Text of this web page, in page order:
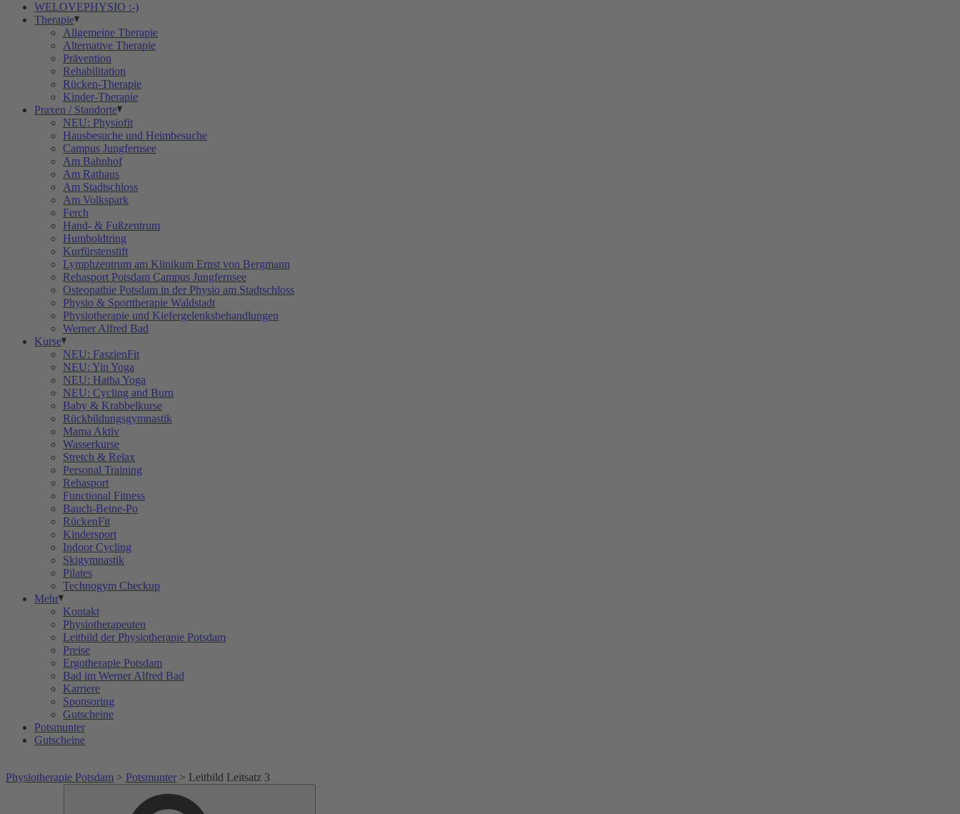
WELOVEPHYSIO :-)
Therapie
Allgemeine Therapie
Alternative Therapie
Prävention
Rehabilitation
Rücken-Therapie
Kinder-Therapie
Praxen / Standorte
NEU: Physiofit
Hausbesuche und Heimbesuche
Campus Jungfernsee
Am Bahnhof
Am Rathaus
Am Stadtschloss
Am Volkspark
Ferch
Hand- & Fußzentrum
Humboldtring
Kurfürstenstift
Lymphzentrum am Klinikum Ernst von Bergmann
Rehasport Potsdam Campus Jungfernsee
Osteopathie Potsdam in der Physio am Stadtschloss
Physio & Sporttherapie Waldstadt
Physiotherapie und Kiefergelenksbehandlungen
Werner Alfred Bad
Kurse
NEU: FaszienFit
NEU: Yin Yoga
NEU: Hatha Yoga
NEU: Cycling and Burn
Baby & Krabbelkurse
Rückbildungsgymnastik
Mama Aktiv
Wasserkurse
Stretch & Relax
Personal Training
Rehasport
Functional Fitness
Bauch-Beine-Po
RückenFit
Kindersport
Indoor Cycling
Skigymnastik
Pilates
Technogym Checkup
Mehr
Kontakt
Physiotherapeuten
Leitbild der Physiotherapie Potsdam
Preise
Ergotherapie Potsdam
Bad im Werner Alfred Bad
Karriere
Sponsoring
Gutscheine
Potsmunter
Gutscheine
Physiotherapie Potsdam > Potsmunter > Leitbild Leitsatz 3